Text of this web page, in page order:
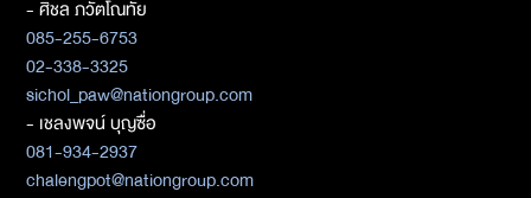
- ศิชล ภวัตโณทัย
085-255-6753
02-338-3325
sichol_paw@nationgroup.com
- เชลงพจน์ บุญซื่อ
081-934-2937
chalengpot@nationgroup.com